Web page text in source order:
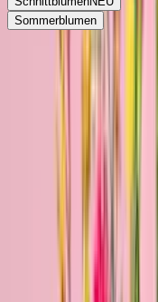
Sommerblumen